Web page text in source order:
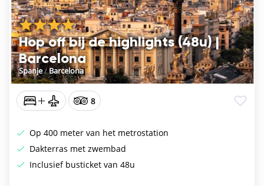
Hop off bij de highlights (48u) |
Barcelona
Spanje/Barcelona
8
Op 400 meter van het metrostation
Dakterras met zwembad
Inclusief busticket van 48u